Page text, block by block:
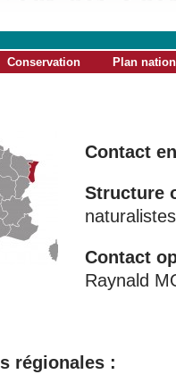
Conservation Plan
Contact
Structure
Contact
Raynald
régionales :